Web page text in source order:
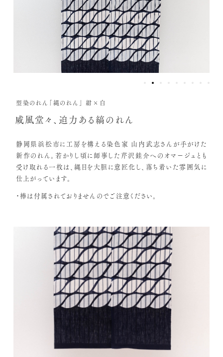
型染のれん「縄のれん」 紺×白
威風堂々、迫力ある縞のれん
静岡県浜松市に工房を構える染色家 山内武志さんが手がけた
新作のれん。若かりし頃に師事した芹沢銈介へのオマージュとも
受け取れる一枚は、縄目を大胆に意匠化し、落ち着いた雰囲気に
仕上がっています。
・棒は付属されておりませんのでご注意ください。